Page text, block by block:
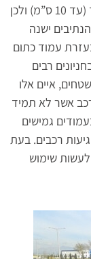
רכב בין הנתיבים. מפרידי נתיבים הם מוצר נמוך (עד 10 ס”מ) ולכן
ישנה
עמוד כתום
רבים
איים אלו
אשר לא תמיד
גמישים
רכבים. בעת
לעשות שימוש